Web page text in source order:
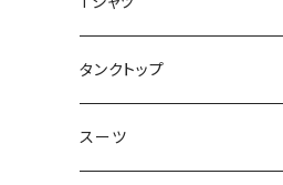
トップス
タンクトップ
スーツ